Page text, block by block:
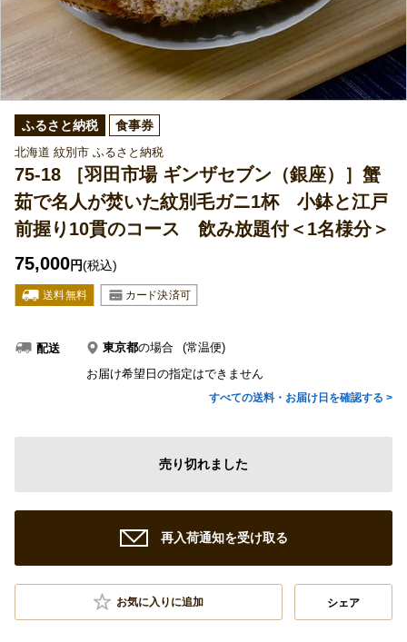
ふるさと納税 食事券
北海道 紋別市 ふるさと納税
75-18 ［羽田市場 ギンザセブン（銀座）］蟹
茹で名人が焚いた紋別毛ガニ1杯 小鉢と江戸
前握り10貫のコース 飲み放題付＜1名様分＞
75,000円(税込)
配送 東京都の場合
(常温便)
お届け希望日の指定はできません
すべての送料・お届け日を確認する >
売り切れました
再入荷通知を受け取る
お気に入りに追加 シェア